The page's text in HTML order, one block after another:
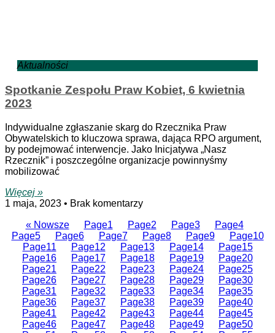
Aktualności
Spotkanie Zespołu Praw Kobiet, 6 kwietnia
2023
Indywidualne zgłaszanie skarg do Rzecznika Praw
Obywatelskich to kluczowa sprawa, dająca RPO argument,
by podejmować interwencje. Jako Inicjatywa „Nasz
Rzecznik” i poszczególne organizacje powinnyśmy
mobilizować
Więcej »
1 maja, 2023
Brak komentarzy
« Nowsze Page1 Page2 Page3 Page4
Page5 Page6 Page7 Page8 Page9 Page10
Page11 Page12 Page13 Page14 Page15
Page16 Page17 Page18 Page19 Page20
Page21 Page22 Page23 Page24 Page25
Page26 Page27 Page28 Page29 Page30
Page31 Page32 Page33 Page34 Page35
Page36 Page37 Page38 Page39 Page40
Page41 Page42 Page43 Page44 Page45
Page46 Page47 Page48 Page49 Page50